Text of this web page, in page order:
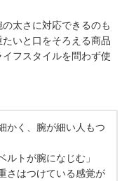
太さに対応できるのも
いと口をそろえる商品
フスタイルを問わず使
かく、腕が細い人もつ
ルトが腕になじむ」
さはつけている感覚が